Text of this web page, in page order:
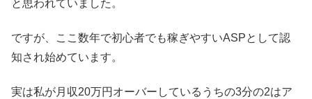
と思われていました。
ですが、ここ数年で初心者でも稼ぎやすいASPとして認
知され始めています。
実は私が月収20万円オーバーしているうちの3分の2はア